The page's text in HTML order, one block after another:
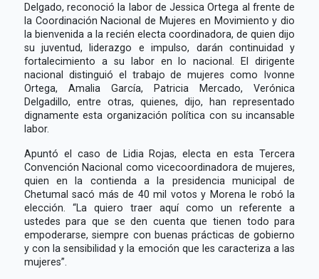
Delgado, reconoció la labor de Jessica Ortega al frente de
la Coordinación Nacional de Mujeres en Movimiento y dio
la bienvenida a la recién electa coordinadora, de quien dijo
su juventud, liderazgo e impulso, darán continuidad y
fortalecimiento a su labor en lo nacional. El dirigente
nacional distinguió el trabajo de mujeres como Ivonne
Ortega, Amalia García, Patricia Mercado, Verónica
Delgadillo, entre otras, quienes, dijo, han representado
dignamente esta organización política con su incansable
labor.
Apuntó el caso de Lidia Rojas, electa en esta Tercera
Convención Nacional como vicecoordinadora de mujeres,
quien en la contienda a la presidencia municipal de
Chetumal sacó más de 40 mil votos y Morena le robó la
elección. “La quiero traer aquí como un referente a
ustedes para que se den cuenta que tienen todo para
empoderarse, siempre con buenas prácticas de gobierno
y con la sensibilidad y la emoción que les caracteriza a las
mujeres”.